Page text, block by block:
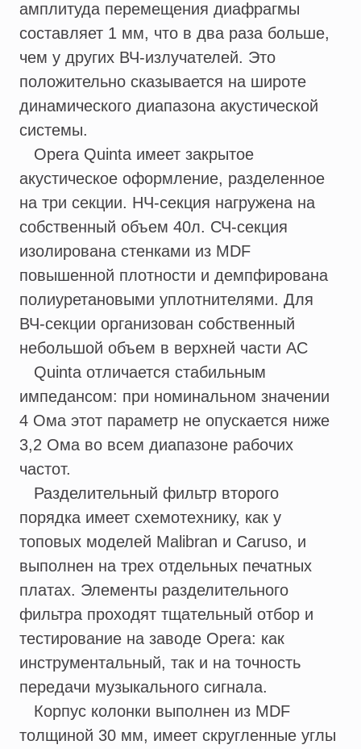
амплитуда перемещения диафрагмы
составляет 1 мм, что в два раза больше,
чем у других ВЧ-излучателей. Это
положительно сказывается на широте
динамического диапазона акустической
системы.
Opera Quinta имеет закрытое
акустическое оформление, разделенное
на три секции. НЧ-секция нагружена на
собственный объем 40л. СЧ-секция
изолирована стенками из MDF
повышенной плотности и демпфирована
полиуретановыми уплотнителями. Для
ВЧ-секции организован собственный
небольшой объем в верхней части АС
Quinta отличается стабильным
импедансом: при номинальном значении
4 Ома этот параметр не опускается ниже
3,2 Ома во всем диапазоне рабочих
частот.
Разделительный фильтр второго
порядка имеет схемотехнику, как у
топовых моделей Malibran и Caruso, и
выполнен на трех отдельных печатных
платах. Элементы разделительного
фильтра проходят тщательный отбор и
тестирование на заводе Opera: как
инструментальный, так и на точность
передачи музыкального сигнала.
Корпус колонки выполнен из MDF
толщиной 30 мм, имеет скругленные углы